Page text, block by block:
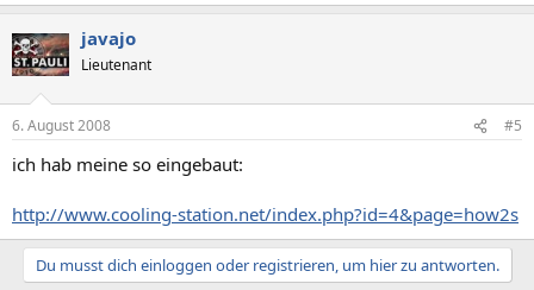
javajo
Lieutenant
6. August 2008 #5
ich hab meine so eingebaut:
http://www.cooling-station.net/index.php?id=4&page=how2s
Du musst dich einloggen oder registrieren, um hier zu antworten.